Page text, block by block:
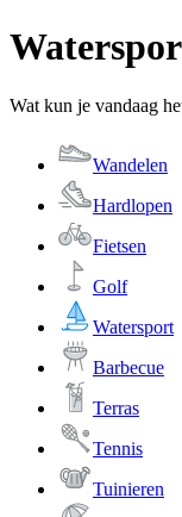
Wat kun je vandaag
Wandelen
Hardlopen
Fietsen
Golf
Watersport
Barbecue
Terras
Tennis
Tuinieren